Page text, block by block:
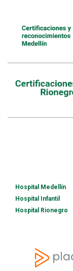
Hospital Medellín
Hospital Infantil
Hospital Rionegro